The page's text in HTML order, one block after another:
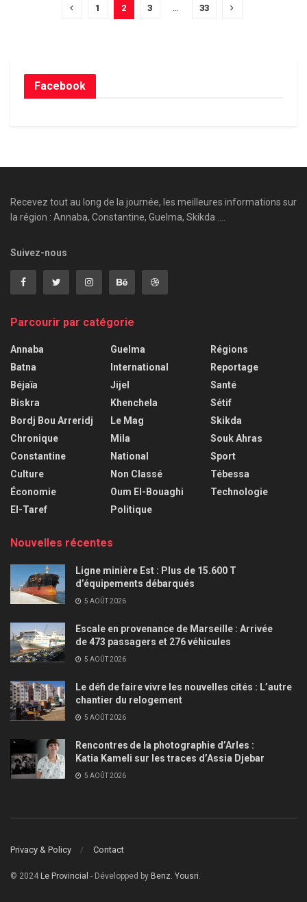
1 2 3 … 33
Facebook
Recevez tout au long de la journée, les meilleures informations sur
la région : Annaba, Constantine, Guelma, Skikda ....
Suivez-nous
Parcourir par catégorie
Annaba
Batna
Béjaïa
Biskra
Bordj Bou Arreridj
Chronique
Constantine
Culture
Économie
El-Taref
Guelma
International
Jijel
Khenchela
Le Mag
Mila
National
Non Classé
Oum El-Bouaghi
Politique
Régions
Reportage
Santé
Sétif
Skikda
Souk Ahras
Sport
Tébessa
Technologie
Nouvelles récentes
Ligne minière Est : Plus de 15.600 T
d’équipements débarqués
5 AOÛT 2026
Escale en provenance de Marseille : Arrivée
de 473 passagers et 276 véhicules
5 AOÛT 2026
Le défi de faire vivre les nouvelles cités : L’autre
chantier du relogement
5 AOÛT 2026
Rencontres de la photographie d’Arles :
Katia Kameli sur les traces d’Assia Djebar
5 AOÛT 2026
Privacy & Policy Contact
© 2024 Le Provincial - Développed by Benz. Yousri.